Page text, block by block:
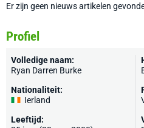
Er zijn geen nieuws artikelen
Profiel
Volledige naam:
Ryan Darren Burke
Nationaliteit:
Ierland
Leeftijd: